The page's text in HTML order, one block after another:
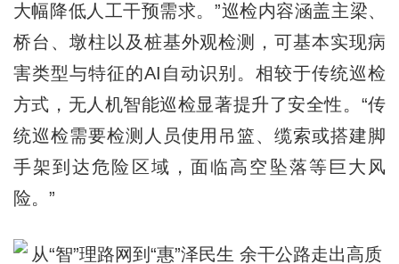
大幅降低人工干预需求。”巡检内容涵盖主梁、
桥台、墩柱以及桩基外观检测，可基本实现病
害类型与特征的AI自动识别。相较于传统巡检
方式，无人机智能巡检显著提升了安全性。“传
统巡检需要检测人员使用吊篮、缆索或搭建脚
手架到达危险区域，面临高空坠落等巨大风
险。”